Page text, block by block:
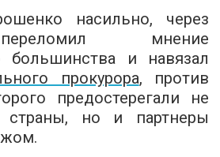
насильно, через
мнение
большинства и навязал
прокурора, против
предостерегали не
страны, но и партнеры